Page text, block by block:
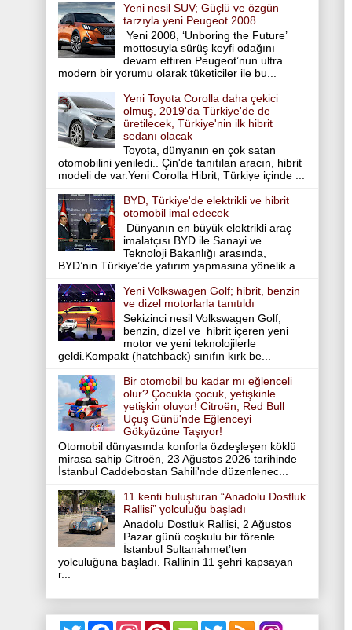
Yeni nesil SUV; Güçlü ve özgün
tarzıyla yeni Peugeot 2008
Yeni 2008, ‘Unboring the Future’
mottosuyla sürüş keyfi odağını
devam ettiren Peugeot’nun ultra
modern bir yorumu olarak tüketiciler ile bu...
Yeni Toyota Corolla daha çekici
olmuş, 2019'da Türkiye'de de
üretilecek, Türkiye'nin ilk hibrit
sedanı olacak
Toyota, dünyanın en çok satan
otomobilini yeniledi.. Çin'de tanıtılan aracın, hibrit
modeli de var.Yeni Corolla Hibrit, Türkiye içinde ...
BYD, Türkiye'de elektrikli ve hibrit
otomobil imal edecek
Dünyanın en büyük elektrikli araç
imalatçısı BYD ile Sanayi ve
Teknoloji Bakanlığı arasında,
BYD’nin Türkiye’de yatırım yapmasına yönelik a...
Yeni Volkswagen Golf; hibrit, benzin
ve dizel motorlarla tanıtıldı
Sekizinci nesil Volkswagen Golf;
benzin, dizel ve hibrit içeren yeni
motor ve yeni teknolojilerle
geldi.Kompakt (hatchback) sınıfın kırk be...
Bir otomobil bu kadar mı eğlenceli
olur? Çocukla çocuk, yetişkinle
yetişkin oluyor! Citroën, Red Bull
Uçuş Günü'nde Eğlenceyi
Gökyüzüne Taşıyor!
Otomobil dünyasında konforla özdeşleşen köklü
mirasa sahip Citroën, 23 Ağustos 2026 tarihinde
İstanbul Caddebostan Sahili'nde düzenlenec...
11 kenti buluşturan “Anadolu Dostluk
Rallisi” yolculuğu başladı
Anadolu Dostluk Rallisi, 2 Ağustos
Pazar günü coşkulu bir törenle
İstanbul Sultanahmet’ten
yolculuğuna başladı. Rallinin 11 şehri kapsayan
r...
T
F
P
T